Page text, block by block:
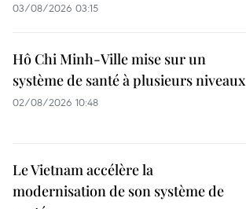
03/08/2026 03:15
Hô Chi Minh-Ville mise sur un
système de santé à plusieurs niveaux
02/08/2026 10:48
Le Vietnam accélère la
modernisation de son système de